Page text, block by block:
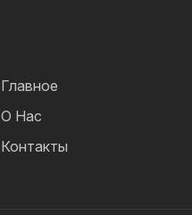
Главное
О Нас
Контакты